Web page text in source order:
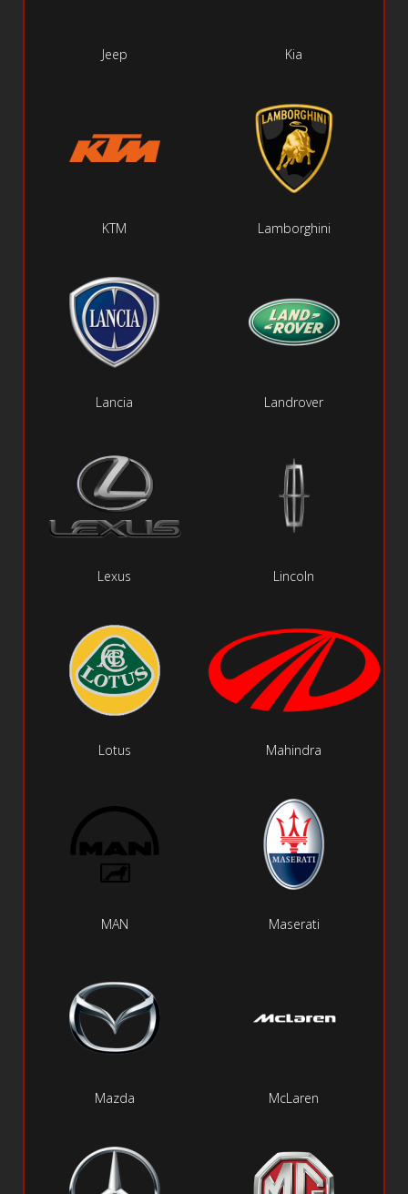
Jeep Kia
KTM Lamborghini
Lancia Landrover
Lexus Lincoln
Lotus Mahindra
MAN Maserati
Mazda McLaren